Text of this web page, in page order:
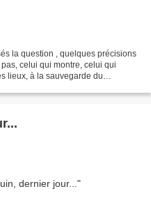
la question , quelques précisions
celui qui montre, celui qui
lieux, à la sauvegarde du